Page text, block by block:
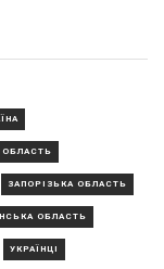
ОБЛАСТЬ
ЗАПОРІЗЬКА ОБЛАСТЬ
ОБЛАСТЬ
УКРАЇНЦІ